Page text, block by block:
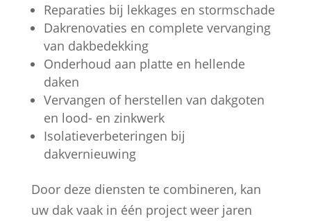
Reparaties bij lekkages en stormschade
Dakrenovaties en complete vervanging
van dakbedekking
Onderhoud aan platte en hellende
daken
Vervangen of herstellen van dakgoten
en lood- en zinkwerk
Isolatieverbeteringen bij
dakvernieuwing
Door deze diensten te combineren, kan
uw dak vaak in één project weer jaren